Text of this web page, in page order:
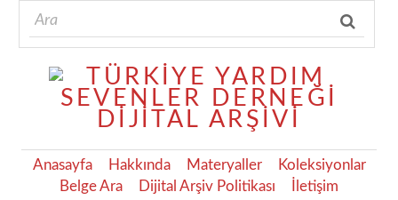
Anasayfa Hakkında Materyaller
Koleksiyonlar
Belge Ara
Dijital Arşiv Politikası İletişim